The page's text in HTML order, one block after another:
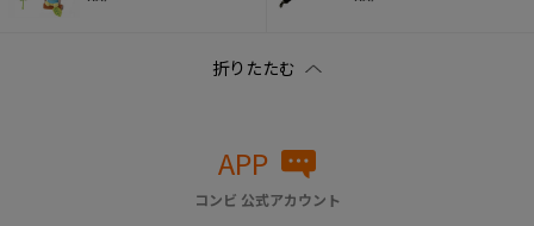
APP
コンビ 公式アカウント